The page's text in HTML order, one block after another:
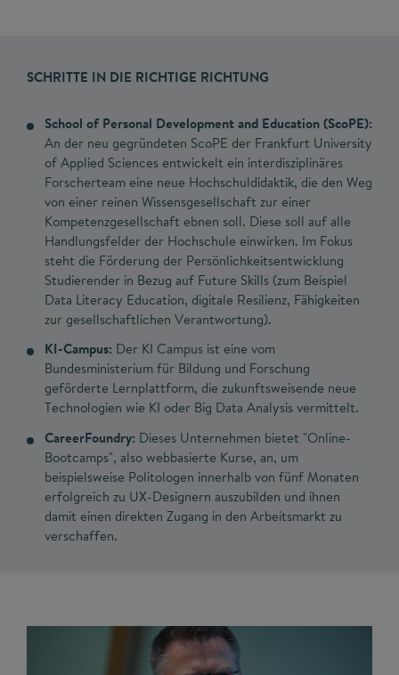
SCHRITTE IN DIE RICHTIGE RICHTUNG
School of Personal Development and Education (ScoPE):
An der neu gegründeten ScoPE der Frankfurt University
of Applied Sciences entwickelt ein interdisziplinäres
Forscherteam eine neue Hochschuldidaktik, die den Weg
von einer reinen Wissensgesellschaft zur einer
Kompetenzgesellschaft ebnen soll. Diese soll auf alle
Handlungsfelder der Hochschule einwirken. Im Fokus
steht die Förderung der Persönlichkeitsentwicklung
Studierender in Bezug auf Future Skills (zum Beispiel
Data Literacy Education, digitale Resilienz, Fähigkeiten
zur gesellschaftlichen Verantwortung).
KI-Campus: Der KI Campus ist eine vom
Bundesministerium für Bildung und Forschung
geförderte Lernplattform, die zukunftsweisende neue
Technologien wie KI oder Big Data Analysis vermittelt.
CareerFoundry: Dieses Unternehmen bietet "Online-
Bootcamps", also webbasierte Kurse, an, um
beispielsweise Politologen innerhalb von fünf Monaten
erfolgreich zu UX-Designern auszubilden und ihnen
damit einen direkten Zugang in den Arbeitsmarkt zu
verschaffen.